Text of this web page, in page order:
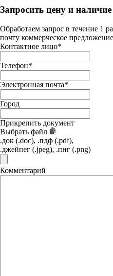
Запросить цену и наличие
Обработаем запрос в течение 1
почту коммерческое
Контактное лицо*
Телефон*
Электронная почта*
Город
Прикрепить документ
Выбрать файл
.док (.doc), .пдф (.pdf),
.джейпег (.jpeg), .пнг (.png)
Комментарий